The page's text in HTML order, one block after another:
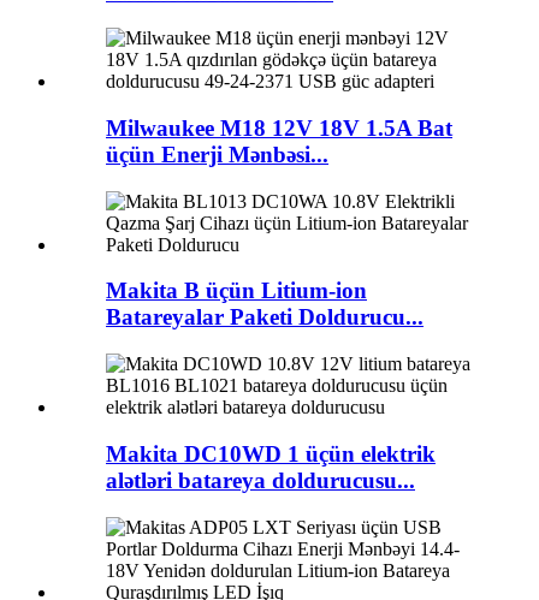
Milwaukee M18 12V 18V 1.5A Bat
üçün Enerji Mənbəsi...
Makita B üçün Litium-ion
Batareyalar Paketi Doldurucu...
Makita DC10WD 1 üçün elektrik
alətləri batareya doldurucusu...